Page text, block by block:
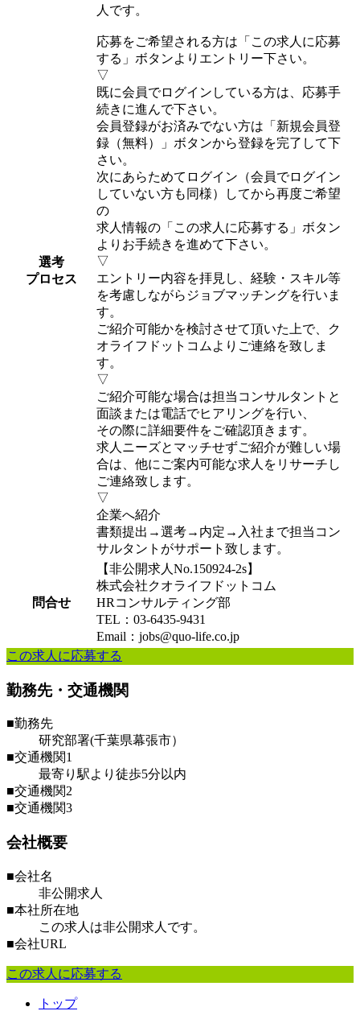
選考
プロセス
人です。
応募をご希望される方は「この求人に応募
する」ボタンよりエントリー下さい。
▽
既に会員でログインしている方は、応募手
続きに進んで下さい。
会員登録がお済みでない方は「新規会員登
録（無料）」ボタンから登録を完了して下
さい。
次にあらためてログイン（会員でログイン
していない方も同様）してから再度ご希望
の
求人情報の「この求人に応募する」ボタン
よりお手続きを進めて下さい。
▽
エントリー内容を拝見し、経験・スキル等
を考慮しながらジョブマッチングを行いま
す。
ご紹介可能かを検討させて頂いた上で、ク
オライフドットコムよりご連絡を致しま
す。
▽
ご紹介可能な場合は担当コンサルタントと
面談または電話でヒアリングを行い、
その際に詳細要件をご確認頂きます。
求人ニーズとマッチせずご紹介が難しい場
合は、他にご案内可能な求人をリサーチし
ご連絡致します。
▽
企業へ紹介
書類提出→選考→内定→入社まで担当コン
サルタントがサポート致します。
問合せ
【非公開求人No.150924-2s】
株式会社クオライフドットコム
HRコンサルティング部
TEL：03-6435-9431
Email：jobs@quo-life.co.jp
この求人に応募する
勤務先・交通機関
■勤務先
研究部署(千葉県幕張市）
■交通機関1
最寄り駅より徒歩5分以内
■交通機関2
■交通機関3
会社概要
■会社名
非公開求人
■本社所在地
この求人は非公開求人です。
■会社URL
この求人に応募する
トップ